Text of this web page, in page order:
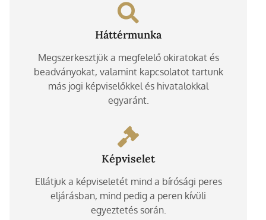
Háttérmunka
Megszerkesztjük a megfelelő okiratokat és
beadványokat, valamint kapcsolatot tartunk
más jogi képviselőkkel és hivatalokkal
egyaránt.
Képviselet
Ellátjuk a képviseletét mind a bírósági peres
eljárásban, mind pedig a peren kívüli
egyeztetés során.